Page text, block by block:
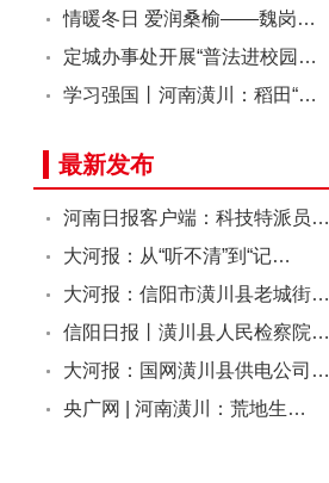
情暖冬日 爱润桑榆——魏岗…
定城办事处开展“普法进校园…
学习强国丨河南潢川：稻田“…
最新发布
河南日报客户端：科技特派员…
大河报：从“听不清”到“记…
大河报：信阳市潢川县老城街…
信阳日报丨潢川县人民检察院…
大河报：国网潢川县供电公司…
央广网 | 河南潢川：荒地生…